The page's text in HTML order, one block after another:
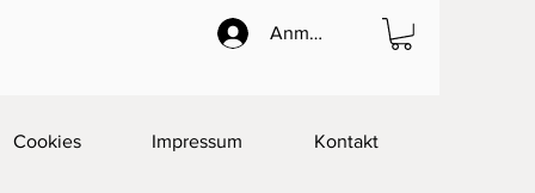
Anmelden
Cookies Impressum Kontakt